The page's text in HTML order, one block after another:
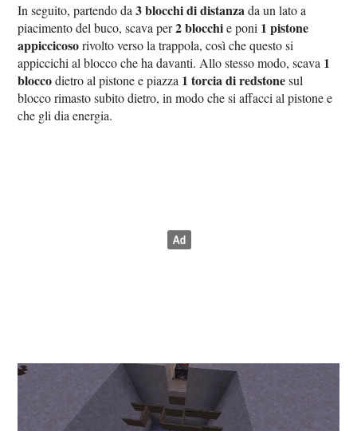
In seguito, partendo da3 blocchi di distanzada un lato a
piacimento del buco, scava per2 blocchie poni 1 pistone
appiccicosorivolto verso la trappola, così che questo si
appiccichi al blocco che ha davanti. Allo stesso modo, scava 1
bloccodietro al pistone e piazza 1 torcia di redstonesul
blocco rimasto subito dietro, in modo che si affacci al pistone e
che gli dia energia.